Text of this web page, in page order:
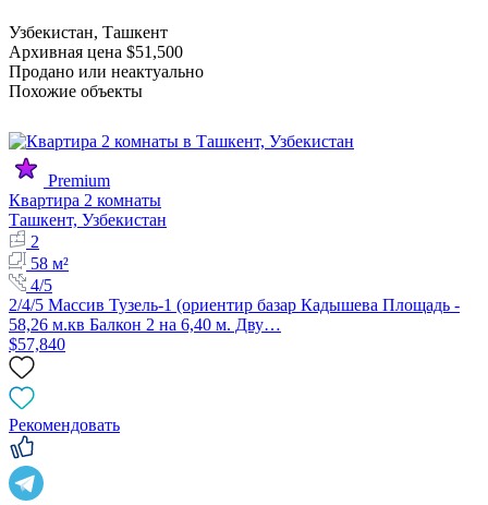
Узбекистан, Ташкент
Архивная цена $51,500
Продано или неактуально
Похожие объекты
Premium
Квартира 2 комнаты
Ташкент, Узбекистан
2
58 м²
4/5
2/4/5 Массив Тузель-1 (ориентир базар Кадышева Площадь -
58,26 м.кв Балкон 2 на 6,40 м. Дву…
$57,840
Рекомендовать